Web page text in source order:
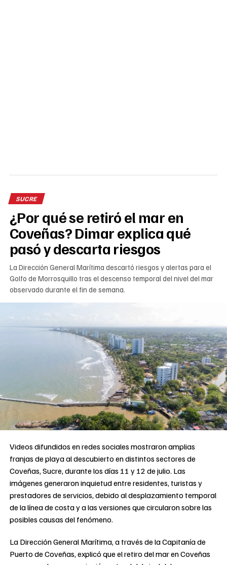
SUCRE
¿Por qué se retiró el mar en
Coveñas? Dimar explica qué
pasó y descarta riesgos
La Dirección General Marítima descartó riesgos y alertas para el
Golfo de Morrosquillo tras el descenso temporal del nivel del mar
observado durante el fin de semana.
Videos difundidos en redes sociales mostraron amplias
franjas de playa al descubierto en distintos sectores de
Coveñas, Sucre, durante los días 11 y 12 de julio. Las
imágenes generaron inquietud entre residentes, turistas y
prestadores de servicios, debido al desplazamiento temporal
de la línea de costa y a las versiones que circularon sobre las
posibles causas del fenómeno.
La Dirección General Marítima, a través de la Capitanía de
Puerto de Coveñas, explicó que el retiro del mar en Coveñas